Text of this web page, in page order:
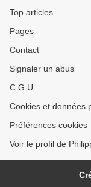
Top articles
Pages
Contact
Signaler un abus
C.G.U.
Cookies et données
Préférences cookies
Voir le profil de